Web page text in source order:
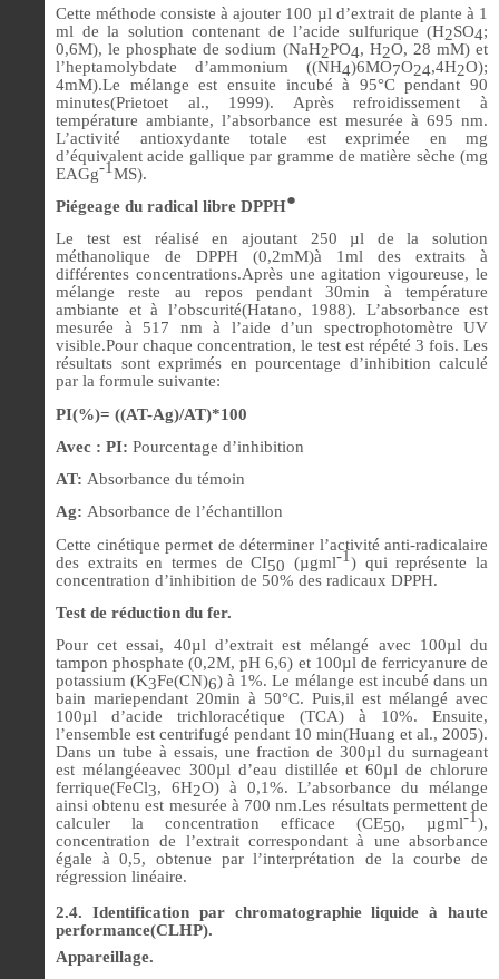
Cette méthode consiste à ajouter 100 µl d’extrait de plante à 1
ml de la solution contenant de l’acide sulfurique (H2SO4;
0,6M), le phosphate de sodium (NaH2PO4, H2O, 28 mM) et
l’heptamolybdate d’ammonium ((NH4)6MO7O24,4H2O);
4mM).Le mélange est ensuite incubé à 95°C pendant 90
minutes(Prietoet al., 1999). Après refroidissement à
température ambiante, l’absorbance est mesurée à 695 nm.
L’activité antioxydante totale est exprimée en mg
d’équivalent acide gallique par gramme de matière sèche (mg
EAGg-1MS).
Piégeage du radical libre DPPH●
Le test est réalisé en ajoutant 250 µl de la solution
méthanolique de DPPH (0,2mM)à 1ml des extraits à
différentes concentrations.Après une agitation vigoureuse, le
mélange reste au repos pendant 30min à température
ambiante et à l’obscurité(Hatano, 1988). L’absorbance est
mesurée à 517 nm à l’aide d’un spectrophotomètre UV
visible.Pour chaque concentration, le test est répété 3 fois. Les
résultats sont exprimés en pourcentage d’inhibition calculé
par la formule suivante:
PI(%)= ((AT-Ag)/AT)*100
Avec : PI: Pourcentage d’inhibition
AT: Absorbance du témoin
Ag: Absorbance de l’échantillon
Cette cinétique permet de déterminer l’activité anti-radicalaire
des extraits en termes de CI50 (µgml-1) qui représente la
concentration d’inhibition de 50% des radicaux DPPH.
Test de réduction du fer.
Pour cet essai, 40µl d’extrait est mélangé avec 100µl du
tampon phosphate (0,2M, pH 6,6) et 100µl de ferricyanure de
potassium (K3Fe(CN)6) à 1%. Le mélange est incubé dans un
bain mariependant 20min à 50°C. Puis,il est mélangé avec
100µl d’acide trichloracétique (TCA) à 10%. Ensuite,
l’ensemble est centrifugé pendant 10 min(Huang et al., 2005).
Dans un tube à essais, une fraction de 300µl du surnageant
est mélangéeavec 300µl d’eau distillée et 60µl de chlorure
ferrique(FeCl3, 6H2O) à 0,1%. L’absorbance du mélange
ainsi obtenu est mesurée à 700 nm.Les résultats permettent de
calculer la concentration efficace (CE50, µgml-1),
concentration de l’extrait correspondant à une absorbance
égale à 0,5, obtenue par l’interprétation de la courbe de
régression linéaire.
2.4. Identification par chromatographie liquide à haute
performance(CLHP).
Appareillage.